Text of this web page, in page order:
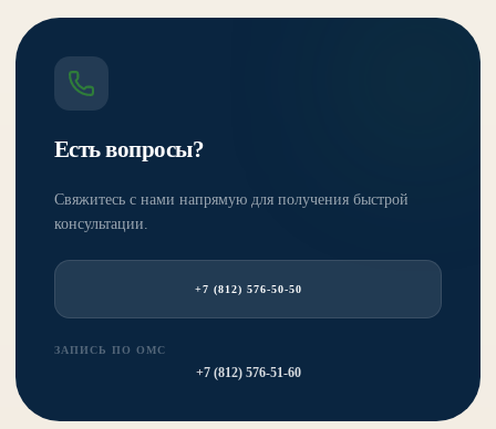
Есть вопросы?
Свяжитесь с нами напрямую для получения быстрой
консультации.
+7 (812) 576-50-50
ЗАПИСЬ ПО ОМС
+7 (812) 576-51-60